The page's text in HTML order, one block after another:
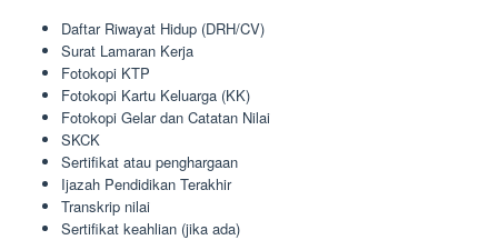
Daftar Riwayat Hidup (DRH/CV)
Surat Lamaran Kerja
Fotokopi KTP
Fotokopi Kartu Keluarga (KK)
Fotokopi Gelar dan Catatan Nilai
SKCK
Sertifikat atau penghargaan
Ijazah Pendidikan Terakhir
Transkrip nilai
Sertifikat keahlian (jika ada)